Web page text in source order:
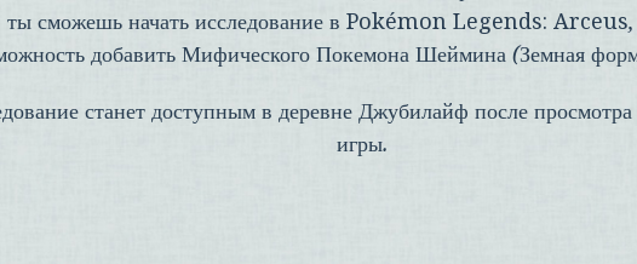
ты сможешь начать исследование в Pokémon Legends: Arceus
добавить Мифического Покемона Шеймина (Земная
станет доступным в деревне Джубилайф после
игры.